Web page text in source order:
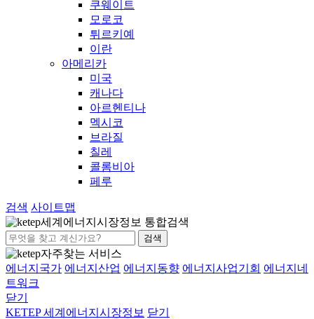
쿠웨이트
모로코
튀르키예
이란
아메리카
미국
캐나다
아르헨티나
멕시코
브라질
칠레
콜롬비아
페루
검색 사이트맵
세계에너지시장정보 통합검색
검색
자주찾는 서비스
에너지국가 에너지산업 에너지동향 에너지사업기회 에너지네
트워크
닫기
KETEP 세계에너지시장정보 닫기